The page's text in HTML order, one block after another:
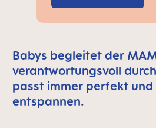
Babys begleitet der
verantwortungsvoll
passt immer perfekt und
entspannen.